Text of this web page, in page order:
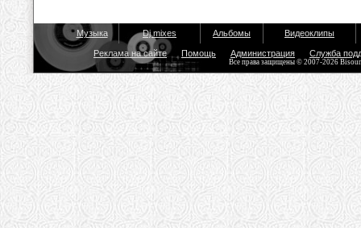
Музыка Dj mixes Альбомы Видеоклипы
Реклама на сайте Помощь Администрация Служба
Все права защищены © 2007-2026